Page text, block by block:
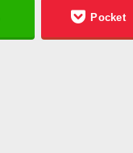
Pocket